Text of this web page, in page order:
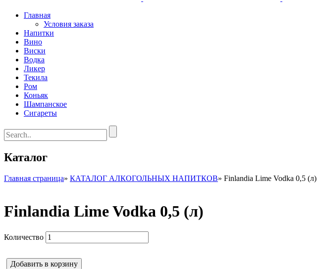
Главная
Условия заказа
Напитки
Вино
Виски
Водка
Ликер
Текила
Ром
Коньяк
Шампанское
Сигареты
Каталог
Главная страница» КАТАЛОГ АЛКОГОЛЬНЫХ НАПИТКОВ» Finlandia Lime Vodka 0,5 (л)
Finlandia Lime Vodka 0,5 (л)
Количество
Добавить в корзину